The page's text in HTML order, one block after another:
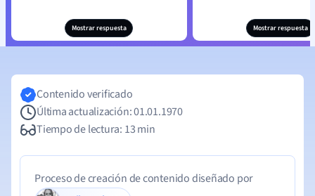
Mostrar respuesta Mostrar respuesta
Contenido verificado
Última actualización: 01.01.1970
Tiempo de lectura: 13 min
Proceso de creación de contenido diseñado por